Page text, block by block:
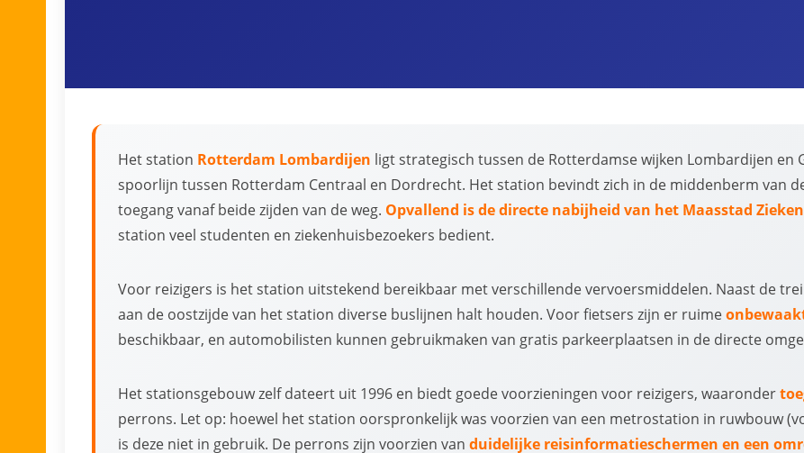
Het station Rotterdam Lombardijen ligt strategisch tussen de Rotterdamse wijken Lombardijen en
spoorlijn tussen Rotterdam Centraal en Dordrecht. Het station bevindt zich in de middenberm van
toegang vanaf beide zijden van de weg. Opvallend is de directe nabijheid van het Maasstad
station veel studenten en ziekenhuisbezoekers bedient.
Voor reizigers is het station uitstekend bereikbaar met verschillende vervoersmiddelen. Naast de
aan de oostzijde van het station diverse buslijnen halt houden. Voor fietsers zijn er ruime
beschikbaar, en automobilisten kunnen gebruikmaken van gratis parkeerplaatsen in de directe
Het stationsgebouw zelf dateert uit 1996 en biedt goede voorzieningen voor reizigers, waaronder
perrons. Let op: hoewel het station oorspronkelijk was voorzien van een metrostation in ruwbouw
is deze niet in gebruik. De perrons zijn voorzien van duidelijke reisinformatieschermen en een